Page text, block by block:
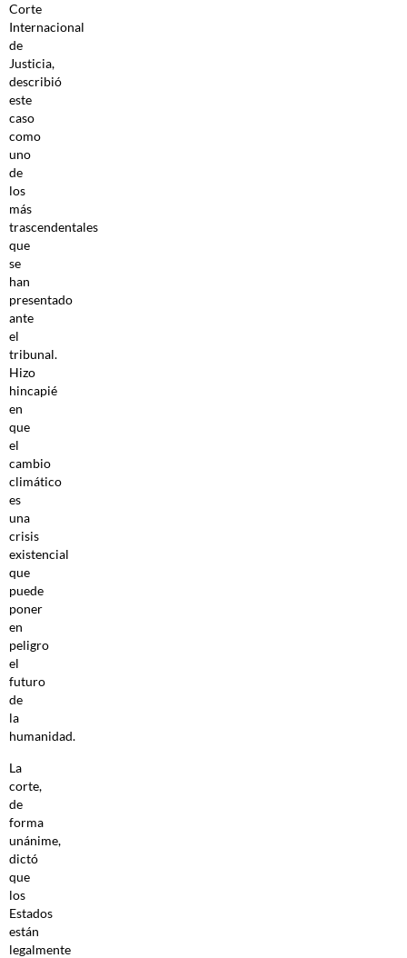
Corte
Internacional
de
Justicia,
describió
este
caso
como
uno
de
los
más
trascendentales
que
se
han
presentado
ante
el
tribunal.
Hizo
hincapié
en
que
el
cambio
climático
es
una
crisis
existencial
que
puede
poner
en
peligro
el
futuro
de
la
humanidad.
La
corte,
de
forma
unánime,
dictó
que
los
Estados
están
legalmente